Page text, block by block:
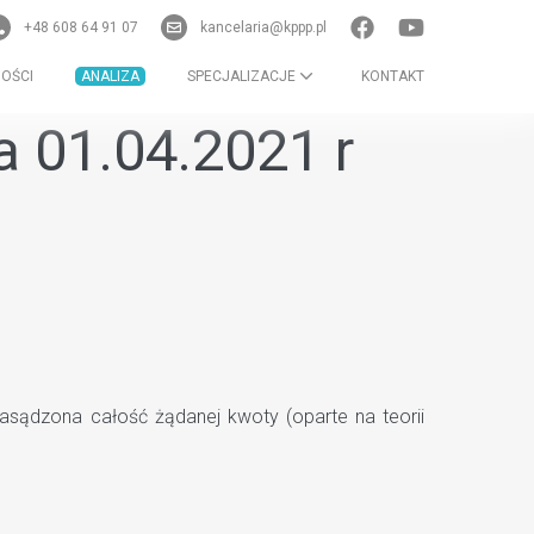
+48 608 64 91 07 kancelaria@kppp.pl
ANALIZA SPECJALIZACJE KONTAKT
01.04.2021 r
całość żądanej kwoty (oparte na teorii